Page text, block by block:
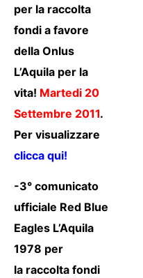
per la raccolta
fondi a favore
della Onlus
L’Aquila per la
vita! Martedi 20
Settembre 2011.
Per visualizzare
clicca qui!
-3° comunicato
ufficiale Red Blue
Eagles L’Aquila
1978 per
la raccolta fondi